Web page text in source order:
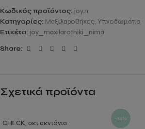
Κωδικός προϊόντος: joy.n
Κατηγορίες: Μαξιλαροθήκες, Υπνοδωμάτιο
Ετικέτα: joy_maxilarothiki_nima
Share:
Σχετικά προϊόντα
CHECK, σετ σεντόνια
-14%